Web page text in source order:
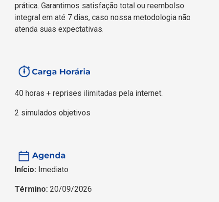
prática. Garantimos satisfação total ou reembolso
integral em até 7 dias, caso nossa metodologia não
atenda suas expectativas.
40 horas + reprises ilimitadas pela internet.
2 simulados objetivos
Início: Imediato
Término: 20/09/2026